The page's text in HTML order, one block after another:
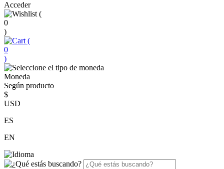
Acceder
(
0
)
(
0
)
Moneda
Según producto
$
USD
ES
EN